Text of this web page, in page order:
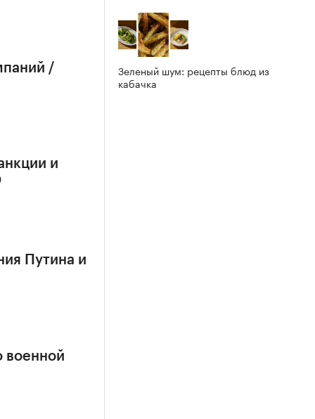
/
и
Путина и
военной
Зеленый шум: рецепты блюд из
кабачка